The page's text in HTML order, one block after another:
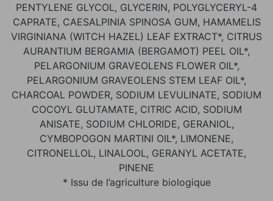
PENTYLENE GLYCOL, GLYCERIN, POLYGLYCERYL-4
CAPRATE, CAESALPINIA SPINOSA GUM, HAMAMELIS
VIRGINIANA (WITCH HAZEL) LEAF EXTRACT*, CITRUS
AURANTIUM BERGAMIA (BERGAMOT) PEEL OIL*,
PELARGONIUM GRAVEOLENS FLOWER OIL*,
PELARGONIUM GRAVEOLENS STEM LEAF OIL*,
CHARCOAL POWDER, SODIUM LEVULINATE, SODIUM
COCOYL GLUTAMATE, CITRIC ACID, SODIUM
ANISATE, SODIUM CHLORIDE, GERANIOL,
CYMBOPOGON MARTINI OIL*, LIMONENE,
CITRONELLOL, LINALOOL, GERANYL ACETATE,
PINENE
* Issu de l’agriculture biologique